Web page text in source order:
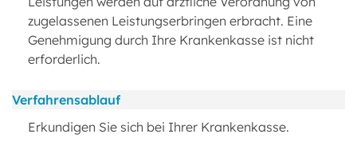
zugelassenen Leistungserbringen erbracht. Eine
Genehmigung durch Ihre Krankenkasse ist nicht
erforderlich.
Verfahrensablauf
Erkundigen Sie sich bei Ihrer Krankenkasse.